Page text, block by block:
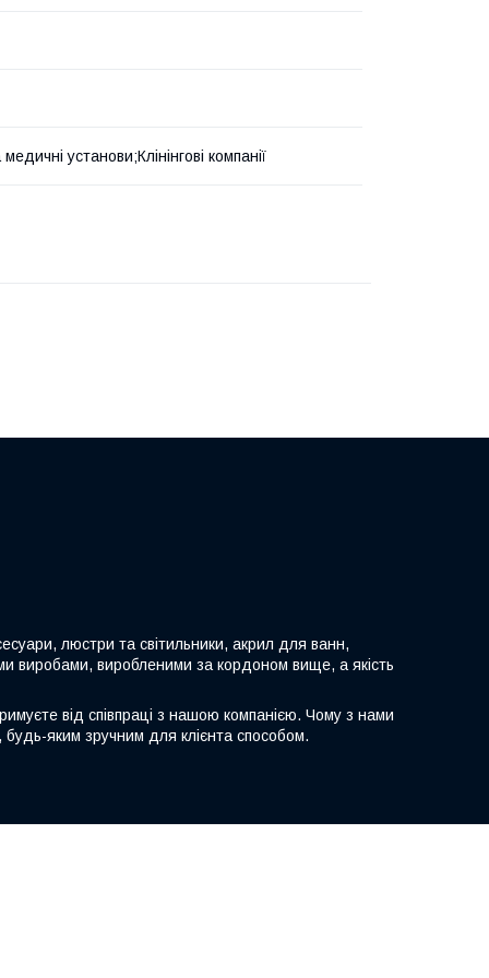
медичні установи;Клінінгові компанії
люстри та світильники, акрил для ванн,
виробами, виробленими за кордоном вище, а якість
від співпраці з нашою компанією. Чому з нами
будь-яким зручним для клієнта способом.